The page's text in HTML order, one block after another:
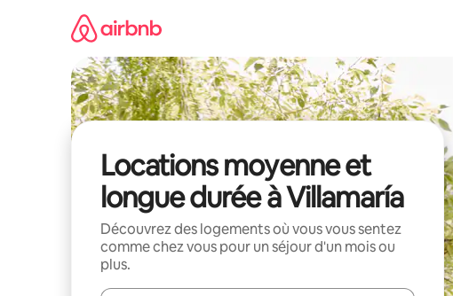
Locations moyenne et
longue durée à Villamaría
Découvrez des logements où vous vous sentez
comme chez vous pour un séjour d'un mois ou
plus.